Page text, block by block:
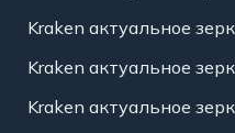
Kraken актуальное
Kraken актуальное
Kraken актуальное